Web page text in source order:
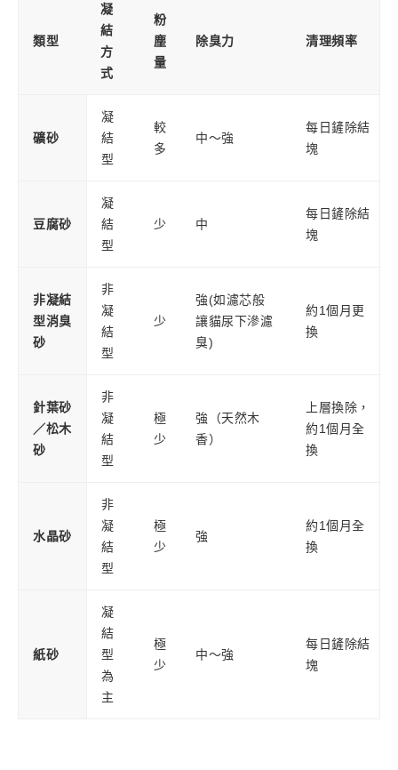
類型
凝
結
方
式
粉
塵
量
除臭力 清理頻率
礦砂
凝
結
型
較
多
中～強
每日鏟除結
塊
豆腐砂
凝
結
型
少 中
每日鏟除結
塊
非凝結
型消臭
砂
非
凝
結
型
少
強(如濾芯般
讓貓尿下滲濾
臭)
約1個月更
換
針葉砂
／松木
砂
非
凝
結
型
極
少
強（天然木
香）
上層換除，
約1個月全
換
水晶砂
非
凝
結
型
極
少
強
約1個月全
換
紙砂
凝
結
型
為
主
極
少
中～強
每日鏟除結
塊